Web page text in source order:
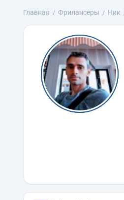
Главная Фрилансеры Ник